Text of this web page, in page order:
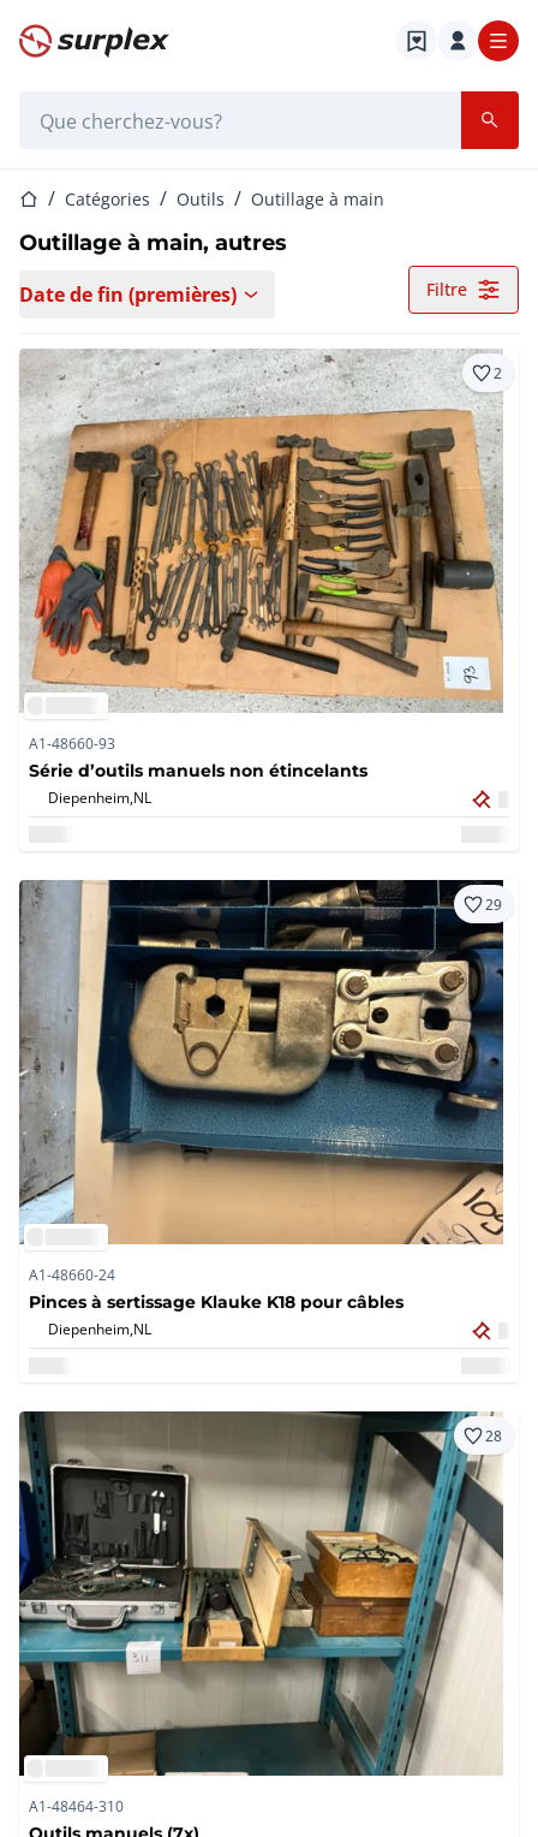
Page d'accueil
Page d'accueil
Catégories Outils Outillage à main
Outillage à main, autres
Date de fin (premières) Filtre
2
A1-48660-93
Série d’outils manuels non étincelants
Diepenheim,NL
29
A1-48660-24
Pinces à sertissage Klauke K18 pour câbles
Diepenheim,NL
28
A1-48464-310